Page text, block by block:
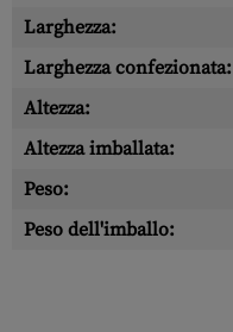
Larghezza:
Larghezza confezionata:
Altezza:
Altezza imballata:
Peso:
Peso dell'imballo: